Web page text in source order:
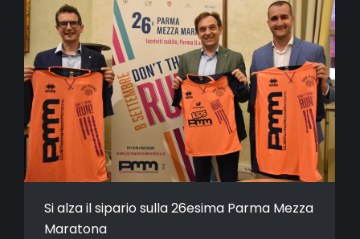
Si alza il sipario sulla 26esima Parma Mezza
Maratona